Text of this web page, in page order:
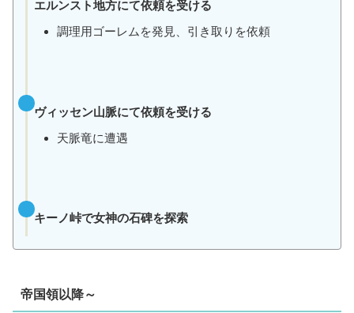
エルンスト地方にて依頼を受ける
調理用ゴーレムを発見、引き取りを依頼
ヴィッセン山脈にて依頼を受ける
天脈竜に遭遇
キーノ峠で女神の石碑を探索
帝国領以降～